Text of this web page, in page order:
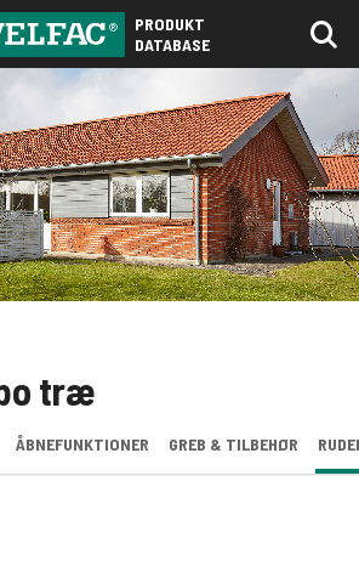
PRODUKT
DATABASE
træ
ÅBNEFUNKTIONER GREB & TILBEHØR